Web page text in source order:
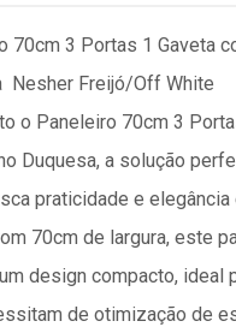
70cm 3 Portas 1 Gaveta
Nesher Freijó/Off White
o Paneleiro 70cm 3
Duquesa, a solução
praticidade e elegância
70cm de largura, este
design compacto, ideal
de otimização de